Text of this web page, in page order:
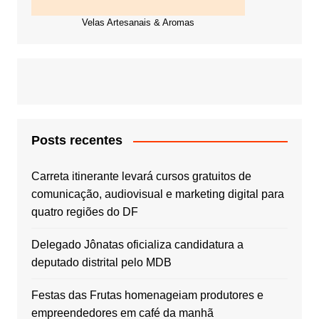
Velas Artesanais & Aromas
Posts recentes
Carreta itinerante levará cursos gratuitos de
comunicação, audiovisual e marketing digital para
quatro regiões do DF
Delegado Jônatas oficializa candidatura a
deputado distrital pelo MDB
Festas das Frutas homenageiam produtores e
empreendedores em café da manhã